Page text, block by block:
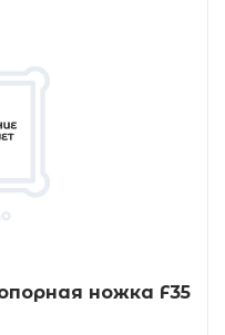
ножка F35